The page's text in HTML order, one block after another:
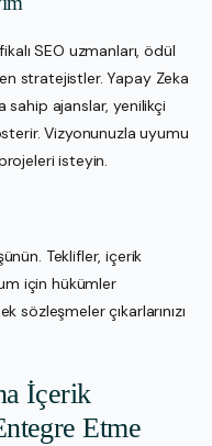
SEO uzmanları, ödül
stratejistler. Yapay Zeka
sahip ajanslar, yenilikçi
Vizyonunuzla uyumu
isteyin.
Teklifler, içerik
için hükümler
sözleşmeler çıkarlarınızı
İçerik
Etme